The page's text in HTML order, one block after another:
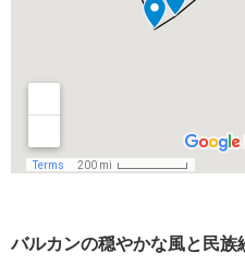
バルカンの穏やかな風と民族